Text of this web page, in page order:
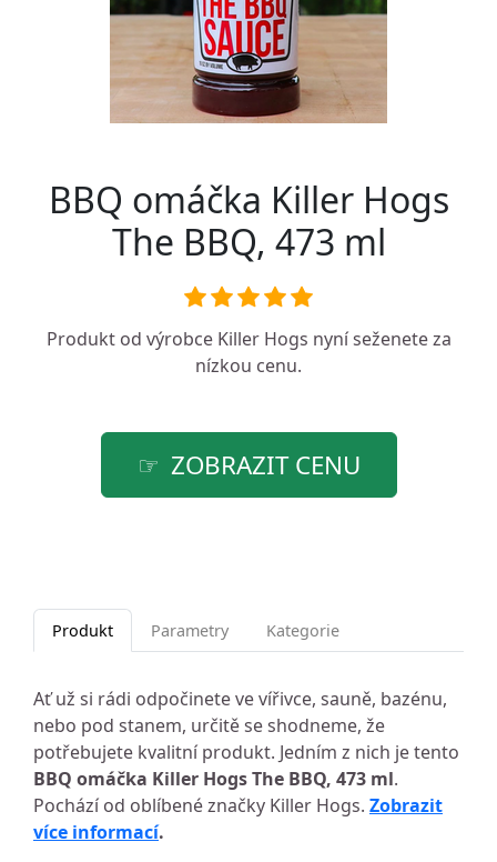
BBQ omáčka Killer Hogs
The BBQ, 473 ml
Produkt od výrobce Killer Hogs nyní seženete za
nízkou cenu.
ZOBRAZIT CENU
Produkt Parametry Kategorie
Ať už si rádi odpočinete ve vířivce, sauně, bazénu,
nebo pod stanem, určitě se shodneme, že
potřebujete kvalitní produkt. Jedním z nich je tento
BBQ omáčka Killer Hogs The BBQ, 473 ml.
Pochází od oblíbené značky Killer Hogs. Zobrazit
více informací.